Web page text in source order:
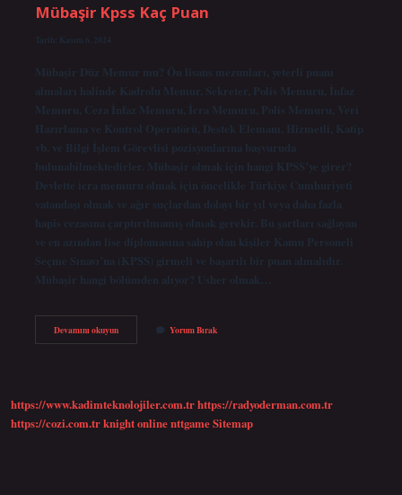
Mübaşir Kpss Kaç Puan
Tarih: Kasım 6, 2024
Mübaşir Düz Memur mu? Ön lisans mezunları, yeterli puanı
almaları halinde Kadrolu Memur, Sekreter, Polis Memuru, İnfaz
Memuru, Ceza İnfaz Memuru, İcra Memuru, Polis Memuru, Veri
Hazırlama ve Kontrol Operatörü, Destek Elemanı, Hizmetli, Katip
vb. ve Bilgi İşlem Görevlisi pozisyonlarına başvuruda
bulunabilmektedirler. Mübaşir olmak için hangi KPSS’ye girer?
Devlette icra memuru olmak için öncelikle Türkiye Cumhuriyeti
vatandaşı olmak ve ağır suçlardan dolayı bir yıl veya daha fazla
hapis cezasına çarptırılmamış olmak gerekir. Bu şartları sağlayan
ve en azından lise diplomasına sahip olan kişiler Kamu Personeli
Seçme Sınavı’na (KPSS) girmeli ve başarılı bir puan almalıdır.
Mübaşir hangi bölümden alıyor? Usher olmak…
Devamını okuyunMübaşir
Kpss
Yorum Bırak
https://www.kadimteknolojiler.com.trhttps://radyoderman.com.tr
https://cozi.com.trknight onlinenttgameSitemap